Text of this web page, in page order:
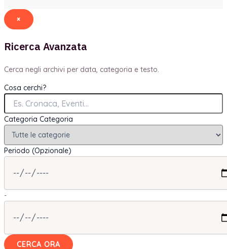
×
Ricerca Avanzata
Cerca negli archivi per data, categoria e testo.
Cosa cerchi?
Categoria Categoria
Periodo (Opzionale)
-
CERCA ORA